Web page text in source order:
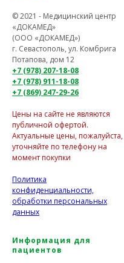
© 2021 - Медицинский центр
«ДОКАМЕД»
(ООО «ДОКАМЕД»)
г. Севастополь, ул. Комбрига
Потапова, дом 12
+7 (978) 207-18-08
+7 (978) 911-18-08
+7 (869) 247-29-26
Цены на сайте не являются
публичной офертой.
Актуальные цены, пожалуйста,
уточняйте по телефону на
момент покупки
Политика
конфиденциальности,
обработки персональных
данных
Информация для
пациентов